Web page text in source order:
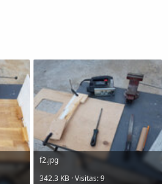
f2.jpg
342.3 KB · Visitas: 9